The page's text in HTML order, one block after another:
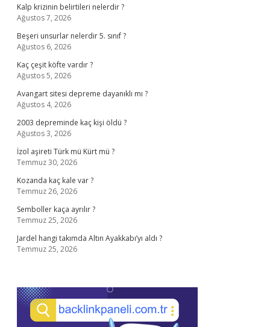
Kalp krizinin belirtileri nelerdir ?
Ağustos 7, 2026
Beşeri unsurlar nelerdir 5. sınıf ?
Ağustos 6, 2026
Kaç çeşit köfte vardır ?
Ağustos 5, 2026
Avangart sitesi depreme dayanıklı mı ?
Ağustos 4, 2026
2003 depreminde kaç kişi öldü ?
Ağustos 3, 2026
İzol aşireti Türk mü Kürt mü ?
Temmuz 30, 2026
Kozanda kaç kale var ?
Temmuz 26, 2026
Semboller kaça ayrılır ?
Temmuz 25, 2026
Jardel hangi takımda Altın Ayakkabı’yı aldı ?
Temmuz 25, 2026